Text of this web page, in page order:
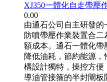
XJ350一體化自走帶壓
0.00
由通石公司自主研發
防噴帶壓作業裝置合
額成本。通石一體化
降低油耗，節約能源
構設計獨特，操控方
導油管接箍的半封閘板